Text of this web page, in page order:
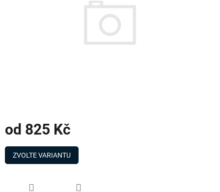
od 825 Kč
Měrná
cena:
ZVOLTE VARIANTU